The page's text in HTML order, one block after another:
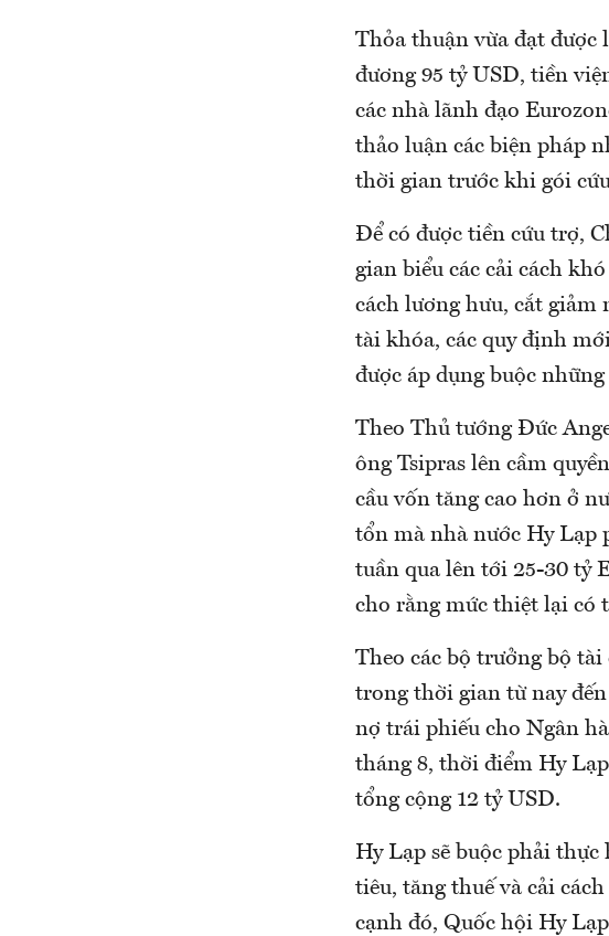
Thỏa thuận vừa đạt được
đương 95 tỷ USD, tiền
các nhà lãnh đạo
thảo luận các biện pháp
thời gian trước khi gói
Để có được tiền cứu trợ,
gian biểu các cải cách
cách lương hưu, cắt giảm
tài khóa, các quy định
được áp dụng buộc
Theo Thủ tướng Đức
ông Tsipras lên cầm
cầu vốn tăng cao hơn ở
tổn mà nhà nước Hy Lạp
tuần qua lên tới 25-30 tỷ
cho rằng mức thiệt lại có
Theo các bộ trưởng bộ
trong thời gian từ nay
nợ trái phiếu cho Ngân
tháng 8, thời điểm Hy
tổng cộng 12 tỷ USD.
Hy Lạp sẽ buộc phải
tiêu, tăng thuế và cải
cạnh đó, Quốc hội Hy